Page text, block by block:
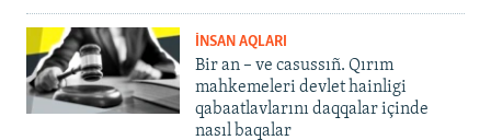
İNSAN AQLARI
Bir an – ve casussıñ. Qırım
mahkemeleri devlet hainligi
qabaatlavlarını daqqalar içinde
nasıl baqalar